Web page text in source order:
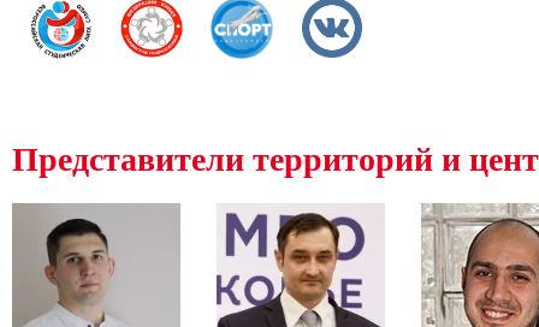
Представители территорий и